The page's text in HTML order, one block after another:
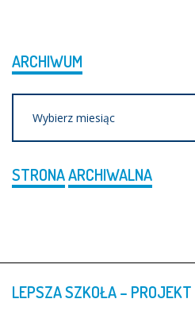
ARCHIWUM
STRONAARCHIWALNA
LEPSZASZKOŁA– PROJEKT